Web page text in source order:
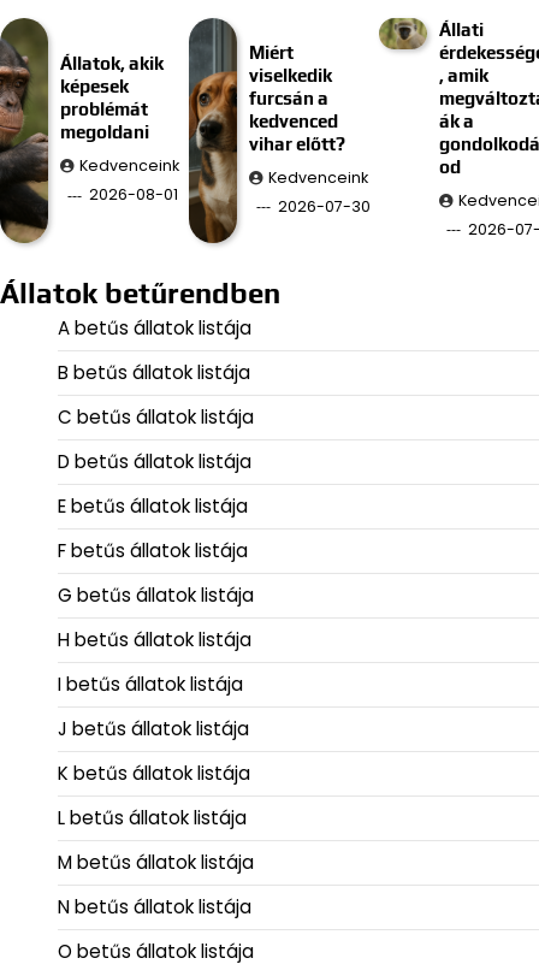
Állatok, akik
képesek
problémát
megoldani
Kedvenceink
2026-08-01
Miért
viselkedik
furcsán a
kedvenced
vihar előtt?
Kedvenceink
2026-07-30
Állati
, amik
ák a
od
2026-
Állatok betűrendben
A betűs állatok listája
B betűs állatok listája
C betűs állatok listája
D betűs állatok listája
E betűs állatok listája
F betűs állatok listája
G betűs állatok listája
H betűs állatok listája
I betűs állatok listája
J betűs állatok listája
K betűs állatok listája
L betűs állatok listája
M betűs állatok listája
N betűs állatok listája
O betűs állatok listája